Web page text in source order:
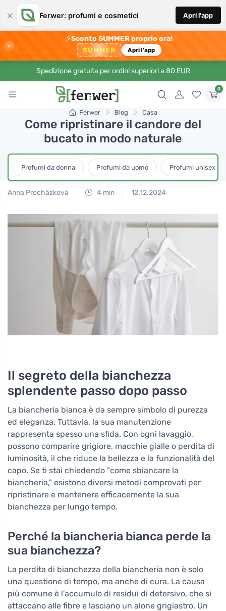
× Ferwer: profumi e cosmetici Apri l'app
×
⚡Sconto SUMMER proprio ora!
SUMMER Apri l'app
Spedizione gratuita per ordini superiori a 80 EUR
0
Ferwer Blog Casa
Come ripristinare il candore del
bucato in modo naturale
Profumi da donna Profumi da uomo Profumi unisex
Anna Procházková 4 min 12.12.2024
Il segreto della bianchezza
splendente passo dopo passo
La biancheria bianca è da sempre simbolo di purezza
ed eleganza. Tuttavia, la sua manutenzione
rappresenta spesso una sfida. Con ogni lavaggio,
possono comparire grigiore, macchie gialle o perdita di
luminosità, il che riduce la bellezza e la funzionalità del
capo. Se ti stai chiedendo "come sbiancare la
biancheria," esistono diversi metodi comprovati per
ripristinare e mantenere efficacemente la sua
bianchezza per lungo tempo.
Perché la biancheria bianca perde la
sua bianchezza?
La perdita di bianchezza della biancheria non è solo
una questione di tempo, ma anche di cura. La causa
più comune è l'accumulo di residui di detersivo, che si
attaccano alle fibre e lasciano un alone grigiastro. Un